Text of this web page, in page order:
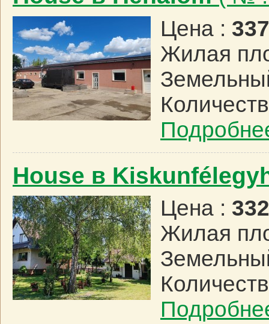
Цена :
Жилая
House в
Цена :
Жилая